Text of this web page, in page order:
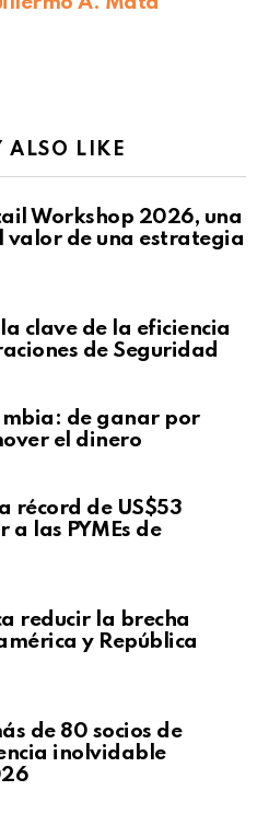
ALSO LIKE
Workshop 2026, una
valor de una estrategia
clave de la eficiencia
de Seguridad
de ganar por
el dinero
For Work
this post
récord de US$53
las PYMEs de
reducir la brecha
y República
de 80 socios de
inolvidable